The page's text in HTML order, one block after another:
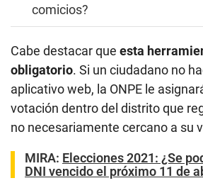
comicios?
Cabe destacar que esta
obligatorio. Si un ciudadano no
aplicativo web, la ONPE le
votación dentro del distrito que
no necesariamente cercano a su
MIRA: Elecciones 2021: ¿Se
DNI vencido el próximo 11 de